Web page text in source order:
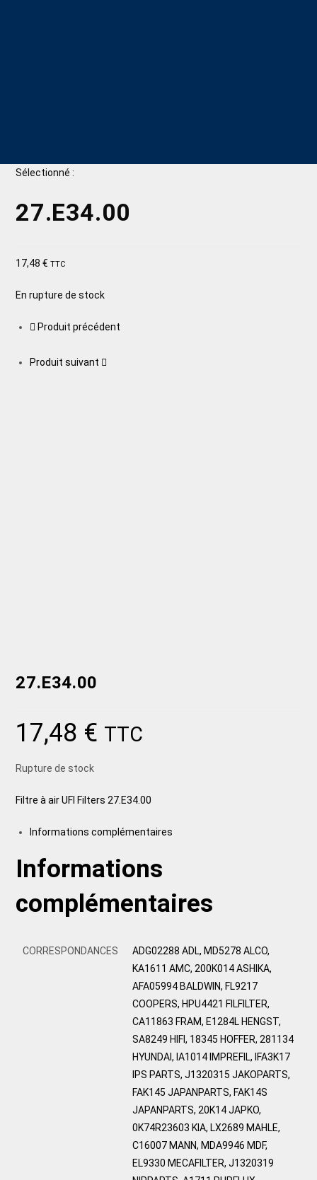
Sélectionné :
27.E34.00
17,48€ TTC
En rupture de stock
Produit précédent
Produit suivant
27.E34.00
17,48 € TTC
Rupture de stock
Filtre à air UFI Filters 27.E34.00
Informations complémentaires
Informations
complémentaires
CORRESPONDANCES
ADG02288 ADL, MD5278 ALCO,
KA1611 AMC, 200K014 ASHIKA,
AFA05994 BALDWIN, FL9217
COOPERS, HPU4421 FILFILTER,
CA11863 FRAM, E1284L HENGST,
SA8249 HIFI, 18345 HOFFER, 281134
HYUNDAI, IA1014 IMPREFIL, IFA3K17
IPS PARTS, J1320315 JAKOPARTS,
FAK145 JAPANPARTS, FAK14S
JAPANPARTS, 20K14 JAPKO,
0K74R23603 KIA, LX2689 MAHLE,
C16007 MANN, MDA9946 MDF,
EL9330 MECAFILTER, J1320319